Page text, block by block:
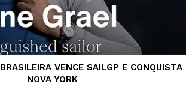
VENCE SAILGP E CONQUISTA
NOVA YORK